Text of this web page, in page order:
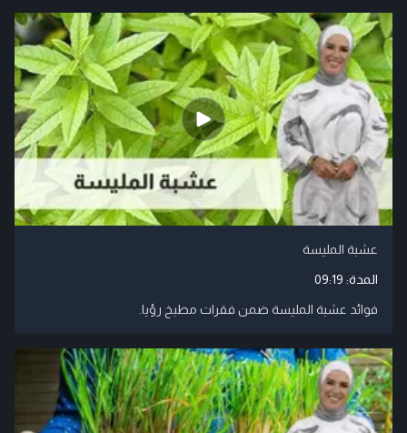
عشبة المليسة
المدة: 09:19
فوائد عشبة المليسة ضمن فقرات مطبخ رؤيا.